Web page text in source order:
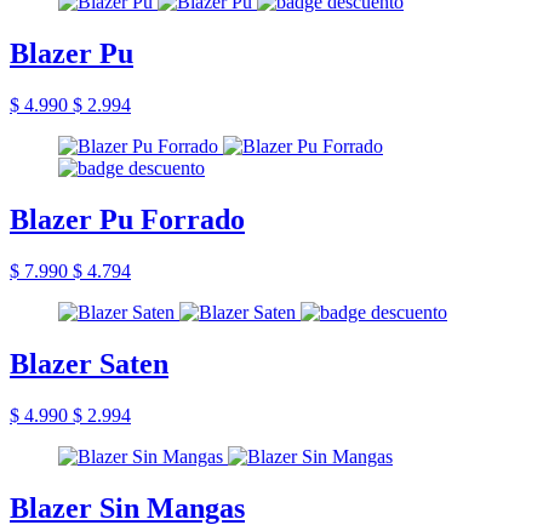
Blazer Pu
$ 4.990 $ 2.994
Blazer Pu Forrado
$ 7.990 $ 4.794
Blazer Saten
$ 4.990 $ 2.994
Blazer Sin Mangas